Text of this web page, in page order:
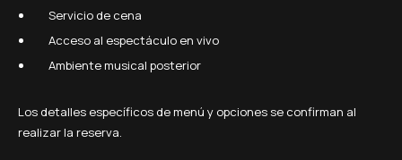
Servicio de cena
Acceso al espectáculo en vivo
Ambiente musical posterior
Los detalles específicos de menú y opciones se confirman al
realizar la reserva.